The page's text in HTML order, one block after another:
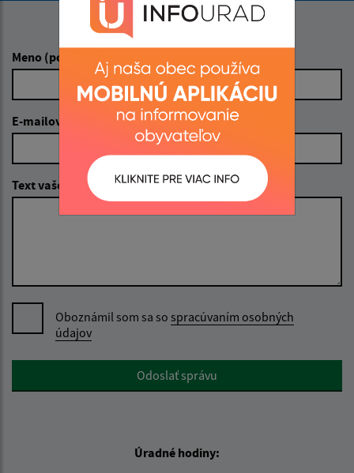
Napíšte nám:
Meno (povinné)
E-mailová adresa (povinné)
Text vašej správy (povinné)
Oboznámil som sa so spracúvaním osobných
údajov
Google reCaptcha ResponseOdoslať správu
Úradné hodiny: